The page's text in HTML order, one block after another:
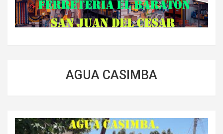
AGUA CASIMBA